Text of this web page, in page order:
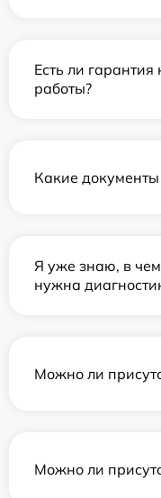
Есть ли
работы?
Какие документы
Я уже знаю, в
нужна
Можно ли
Можно ли